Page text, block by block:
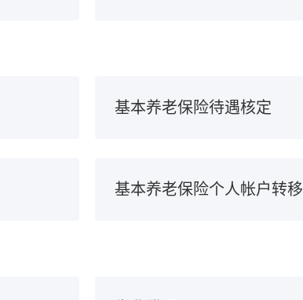
基本养老保险待遇核定
基本养老保险个人帐户转移